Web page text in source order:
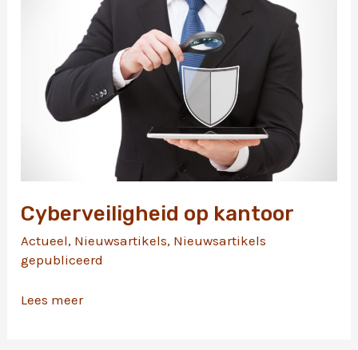
brandverzekering?
Cyberveiligheid op kantoor
Actueel, Nieuwsartikels, Nieuwsartikels
gepubliceerd
Cyberveiligheid
Lees meer